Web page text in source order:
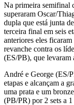
Na primeira semifinal
superaram Oscar/
dupla que está junta
terceira final em seis
anteriores eles
revanche contra os
(ES/PB), que levaram
André e George (ES/
etapas e alcançam a
uma prata e um
(PB/PR) por 2 sets a